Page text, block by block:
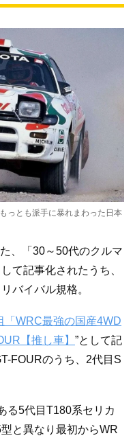
っとも派手に暴れまわった日本
、「30～50代のクルマ
て記事化されたうち、
バイバル規格。
「WRC最強の国産4WD
【推し車】 ”として記
FOURのうち、2代目S
る5代目T180系セリカ
と異なり最初からWR